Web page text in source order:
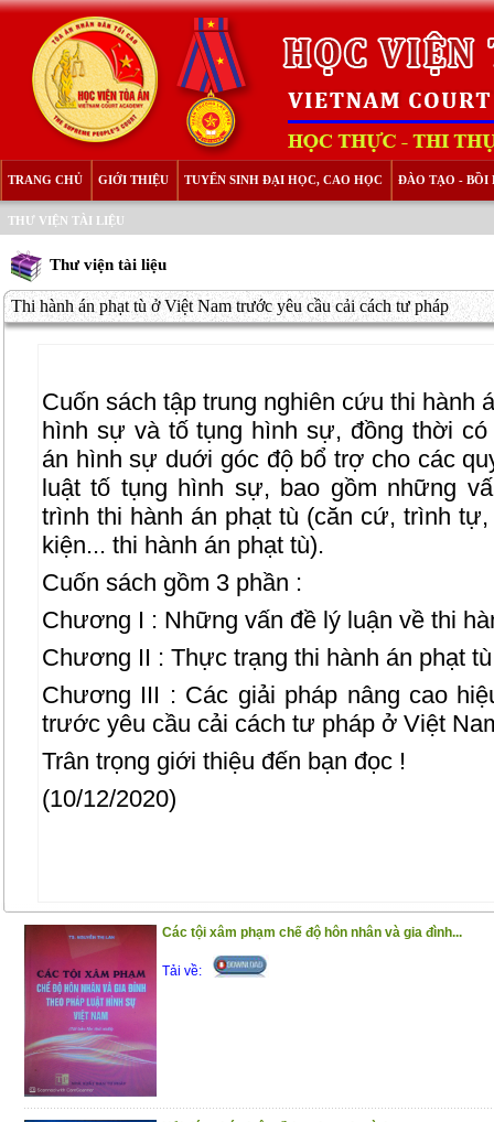
TRANG CHỦ GIỚI THIỆU TUYỂN SINH ĐẠI HỌC, CAO HỌC ĐÀO TẠO - BỒI
THƯ VIỆN TÀI LIỆU
Thư viện tài liệu
Thi hành án phạt tù ở Việt Nam trước yêu cầu cải cách tư pháp
Cuốn sách tập trung nghiên cứu thi hành
hình sự và tố tụng hình sự, đồng thời
án hình sự duới góc độ bổ trợ cho các
luật tố tụng hình sự, bao gồm những
trình thi hành án phạt tù (căn cứ, trình
kiện... thi hành án phạt tù).
Cuốn sách gồm 3 phần :
Chương I : Những vấn đề lý luận về thi
Chương II : Thực trạng thi hành án phạt tù
Chương III : Các giải pháp nâng cao
trước yêu cầu cải cách tư pháp ở Việt
Trân trọng giới thiệu đến bạn đọc !
(10/12/2020)
Các tội xâm phạm chế độ hôn nhân và gia đình...
Tải về: